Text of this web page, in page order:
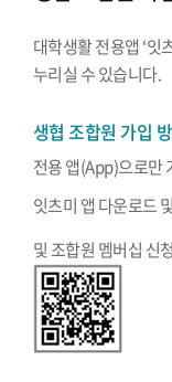
대학생활 전용앱 ‘잇
누리실 수 있습니다.
생협 조합원 가입
전용 앱(App)으로만
잇츠미 앱 다운로드
및 조합원 멤버십